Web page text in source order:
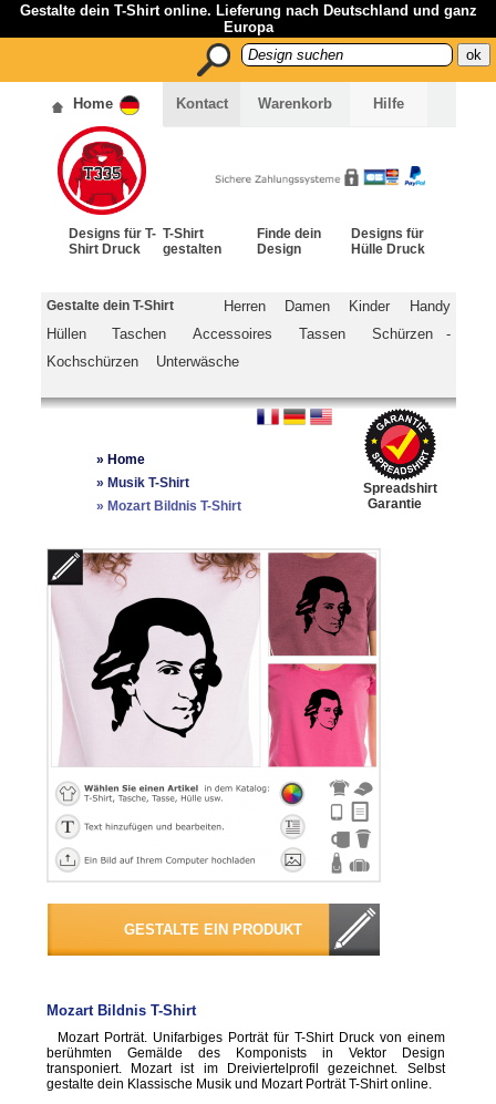
Gestalte dein T-Shirt online. Lieferung nach Deutschland und ganz
Europa
Home Kontact Warenkorb Hilfe
Designs für T-
Shirt Druck
T-Shirt
gestalten
Finde dein
Design
Designs für
Hülle Druck
Gestalte dein T-Shirt Herren Damen Kinder
Handy
Hüllen
Taschen Accessoires Tassen
Schürzen -
Kochschürzen
Unterwäsche
Spreadshirt
Garantie
» Home
» Musik T-Shirt
» Mozart Bildnis T-Shirt
Mozart Bildnis T-Shirt
Mozart Porträt. Unifarbiges Porträt für T-Shirt Druck von einem
berühmten Gemälde des Komponists in Vektor Design
transponiert. Mozart ist im Dreiviertelprofil gezeichnet. Selbst
gestalte dein Klassische Musik und Mozart Porträt T-Shirt online.